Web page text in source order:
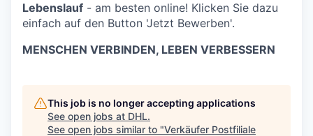
Lebenslauf - am besten online! Klicken Sie dazu
einfach auf den Button 'Jetzt Bewerben'.
MENSCHEN VERBINDEN, LEBEN VERBESSERN
This job is no longer accepting applications
See open jobs at DHL.
See open jobs similar to "Verkäufer Postfiliale